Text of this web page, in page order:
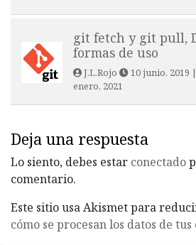
git fetch y git pull,
formas de uso
J.L.Rojo 10 junio, 2019
enero, 2021
Deja una respuesta
Lo siento, debes estar conectado
comentario.
Este sitio usa Akismet para
cómo se procesan los datos de